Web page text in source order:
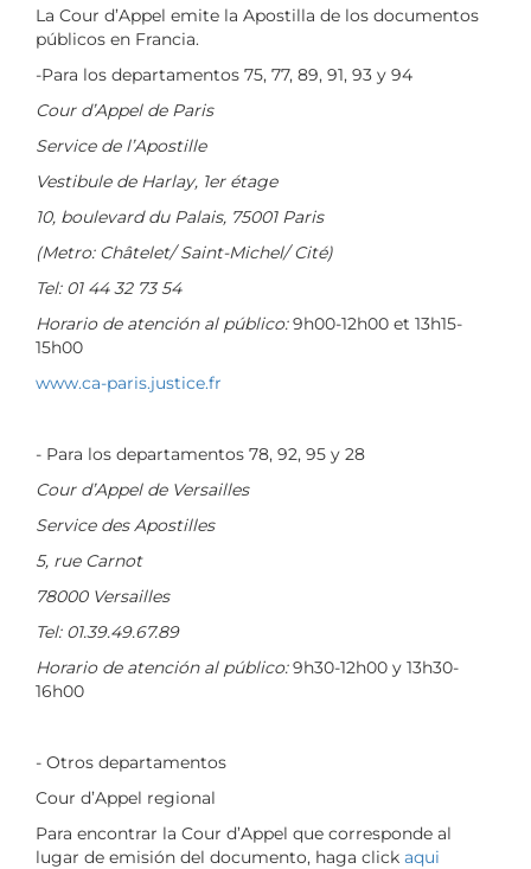
La Cour d’Appel emite la Apostilla de los documentos
públicos en Francia.
-Para los departamentos 75, 77, 89, 91, 93 y 94
Cour d’Appel de Paris
Service de l’Apostille
Vestibule de Harlay, 1er étage
10, boulevard du Palais, 75001 Paris
(Metro: Châtelet/ Saint-Michel/ Cité)
Tel: 01 44 32 73 54
Horario de atención al público:9h00-12h00 et 13h15-
15h00
www.ca-paris.justice.fr
- Para los departamentos 78, 92, 95 y 28
Cour d’Appel de Versailles
Service des Apostilles
5, rue Carnot
78000 Versailles
Tel: 01.39.49.67.89
Horario de atención al público:9h30-12h00 y 13h30-
16h00
- Otros departamentos
Cour d’Appel regional
Para encontrar la Cour d’Appel que corresponde al
lugar de emisión del documento, haga click aqui